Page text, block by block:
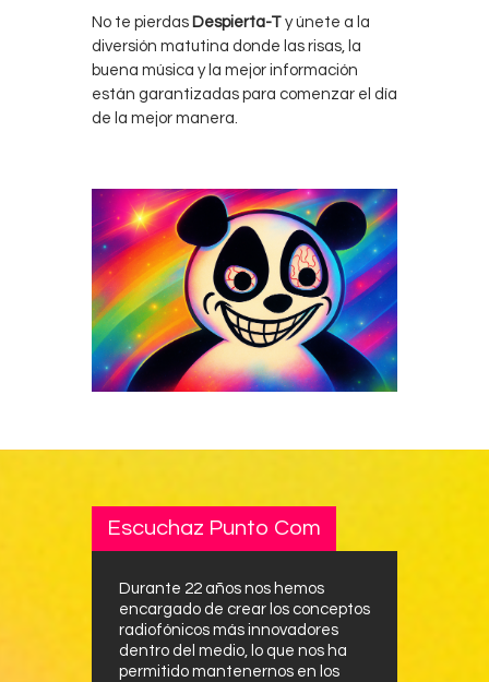
No te pierdas Despierta-T y únete a la
diversión matutina donde las risas, la
buena música y la mejor información
están garantizadas para comenzar el día
de la mejor manera.
Escuchaz Punto Com
Durante 22 años nos hemos
encargado de crear los conceptos
radiofónicos más innovadores
dentro del medio, lo que nos ha
permitido mantenernos en los